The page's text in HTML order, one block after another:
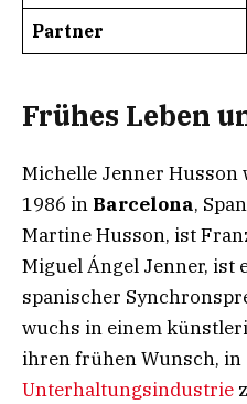
Partner
Frühes Leben
Michelle Jenner Husson
1986 in Barcelona,
Martine Husson, ist
Miguel Ángel Jenner, ist
spanischer
wuchs in einem
ihren frühen Wunsch, in
Unterhaltungsindustrie